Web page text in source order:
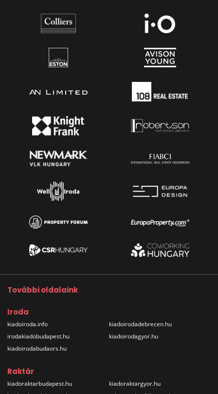
További oldalaink
Iroda
kiadoiroda.info
irodakiadobudapest.hu
kiadoirodabudaors.hu
kiadoirodadebrecen.hu
kiadoirodagyor.hu
Raktár
kiadoraktarbudapest.hu
kiadoraktargyor.hu